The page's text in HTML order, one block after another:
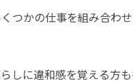
くつかの仕事を組み合
しに違和感を覚える方